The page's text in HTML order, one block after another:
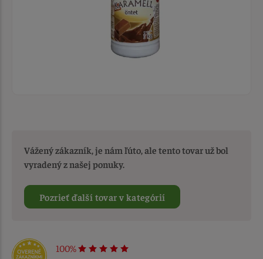
Vážený zákazník, je nám ľúto, ale tento tovar už bol
vyradený z našej ponuky.
Pozrieť ďalší tovar v kategórií
100%